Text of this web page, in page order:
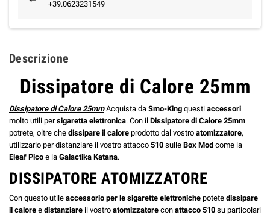
+39.0623231549
Descrizione
Dissipatore di Calore 25mm
Dissipatore di Calore 25mmAcquista da Smo-King questi accessori
molto utili persigaretta elettronica. Con il Dissipatore di Calore 25mm
potrete, oltre che dissipare il calore prodotto dal vostro atomizzatore,
utilizzarlo per distanziare il vostro attacco 510 sulle Box Mod come la
Eleaf Pico e la Galactika Katana.
DISSIPATORE ATOMIZZATORE
Con questo utile accessorio per le sigarette elettroniche potete dissipare
il calore e distanziare il vostro atomizzatore con attacco 510 su particolari